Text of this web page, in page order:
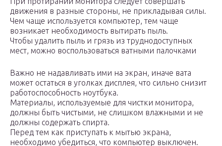
движения в разные стороны, не прикладывая силы.
Чем чаще используется компьютер, тем чаще
возникает необходимость вытирать пыль.
Чтобы удалить пыль и грязь из труднодоступных
мест, можно воспользоваться ватными палочками
Важно не надавливать ими на экран, иначе вата
может остаться в уголках дисплея, что сильно снизит
работоспособность ноутбука.
Материалы, используемые для чистки монитора,
должны быть чистыми, не слишком влажными и не
должны содержать спирта.
Перед тем как приступать к мытью экрана,
необходимо убедиться, что компьютер выключен.